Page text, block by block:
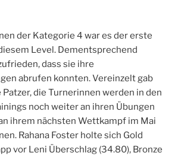
der Kategorie 4 war es der erste
Level. Dementsprechend
dass sie ihre
abrufen konnten. Vereinzelt gab
die Turnerinnen werden in den
noch weiter an ihren Übungen
ihrem nächsten Wettkampf im Mai
Rahana Foster holte sich Gold
vor Leni Überschlag (34.80), Bronze